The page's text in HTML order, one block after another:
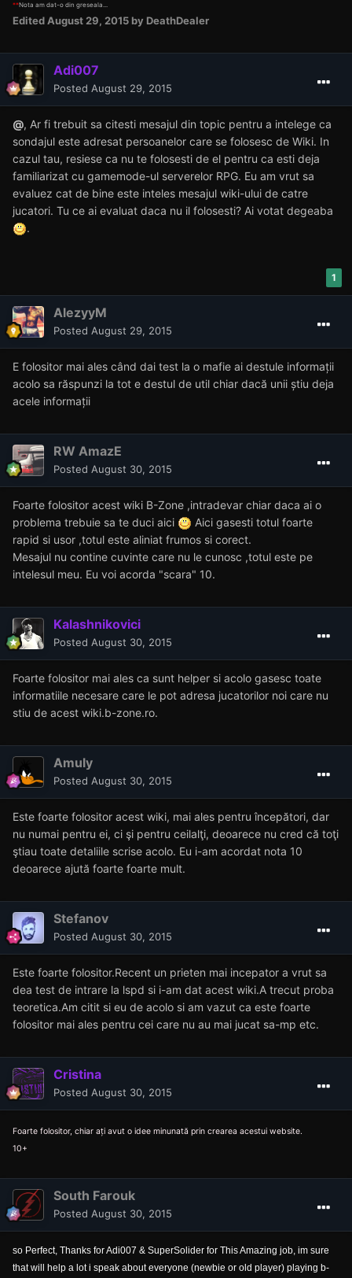
**Nota am dat-o din greseala...
Edited August 29, 2015 by DeathDealer
Adi007
Posted August 29, 2015
@, Ar fi trebuit sa citesti mesajul din topic pentru a intelege ca
sondajul este adresat persoanelor care se folosesc de Wiki. In
cazul tau, resiese ca nu te folosesti de el pentru ca esti deja
familiarizat cu gamemode-ul serverelor RPG. Eu am vrut sa
evaluez cat de bine este inteles mesajul wiki-ului de catre
jucatori. Tu ce ai evaluat daca nu il folosesti? Ai votat degeaba
.
1
AlezyyM
Posted August 29, 2015
E folositor mai ales când dai test la o mafie ai destule informații
acolo sa răspunzi la tot e destul de util chiar dacă unii știu deja
acele informații
RW AmazE
Posted August 30, 2015
Foarte folositor acest wiki B-Zone ,intradevar chiar daca ai o
problema trebuie sa te duci aici
Aici gasesti totul foarte
rapid si usor ,totul este aliniat frumos si corect.
Mesajul nu contine cuvinte care nu le cunosc ,totul este pe
intelesul meu. Eu voi acorda "scara" 10.
Kalashnikovici
Posted August 30, 2015
Foarte folositor mai ales ca sunt helper si acolo gasesc toate
informatiile necesare care le pot adresa jucatorilor noi care nu
stiu de acest wiki.b-zone.ro.
Amuly
Posted August 30, 2015
Este foarte folositor acest wiki, mai ales pentru începători, dar
nu numai pentru ei, ci şi pentru ceilalţi, deoarece nu cred că toţi
ştiau toate detaliile scrise acolo. Eu i-am acordat nota 10
deoarece ajută foarte foarte mult.
Stefanov
Posted August 30, 2015
Este foarte folositor.Recent un prieten mai incepator a vrut sa
dea test de intrare la lspd si i-am dat acest wiki.A trecut proba
teoretica.Am citit si eu de acolo si am vazut ca este foarte
folositor mai ales pentru cei care nu au mai jucat sa-mp etc.
Cristina
Posted August 30, 2015
Foarte folositor, chiar ați avut o idee minunată prin crearea acestui website.
10+
South Farouk
Posted August 30, 2015
so Perfect, Thanks for Adi007 & SuperSolider for This Amazing job, im sure
that will help a lot i speak about everyone (newbie or old player) playing b-